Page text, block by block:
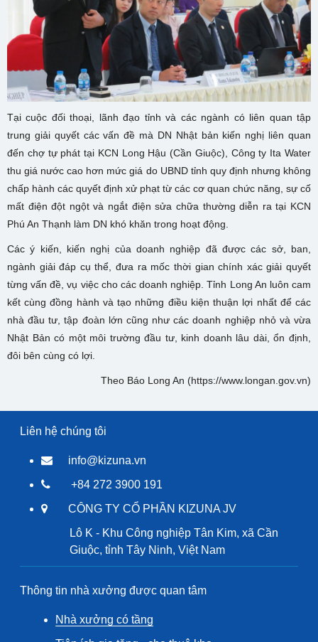
Tại cuộc đối thoại, lãnh đạo tỉnh và các ngành có liên quan tập
trung giải quyết các vấn đề mà DN Nhật bản kiến nghị liên quan
đến chợ tự phát tại KCN Long Hậu (Cần Giuộc), Công ty Ita Water
thu giá nước cao hơn mức giá do UBND tỉnh quy định nhưng không
chấp hành các quyết định xử phạt từ các cơ quan chức năng, sự cố
mất điện đột ngột và ngắt điện sửa chữa thường diễn ra tại KCN
Phú An Thạnh làm DN khó khăn trong hoạt động.
Các ý kiến, kiến nghị của doanh nghiệp đã được các sở, ban,
ngành giải đáp cụ thể, đưa ra mốc thời gian chính xác giải quyết
từng vấn đề, vụ việc cho các doanh nghiệp. Tỉnh Long An luôn cam
kết cùng đồng hành và tạo những điều kiện thuận lợi nhất để các
nhà đầu tư, tập đoàn lớn cũng như các doanh nghiệp nhỏ và vừa
Nhật Bản có một môi trường đầu tư, kinh doanh lâu dài, ổn định,
đôi bên cùng có lợi.
Theo Báo Long An (https://www.longan.gov.vn)
Liên hệ chúng tôi
info@kizuna.vn
+84 272 3900 191
CÔNG TY CỔ PHẦN KIZUNA JV
Lô K - Khu Công nghiệp Tân Kim, xã Cần
Giuộc, tỉnh Tây Ninh, Việt Nam
Thông tin nhà xưởng được quan tâm
Nhà xưởng có tầng